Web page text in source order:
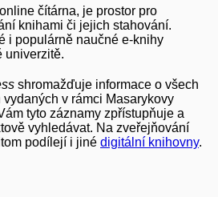
čítárna, je prostor pro
knihami či jejich stahování.
i populárně naučné e-knihy
univerzitě.
shromažďuje informace o všech
v rámci Masarykovy
tyto záznamy zpřístupňuje a
vyhledávat. Na zveřejňování
podílejí i jiné digitální knihovny.